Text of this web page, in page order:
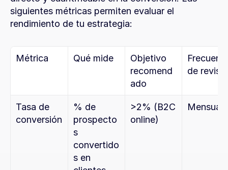
siguientes métricas permiten evaluar el
rendimiento de tu estrategia:
Métrica Qué mide
Objetivo
recomend
ado
de
Tasa de
conversión
% de
prospecto
s
convertido
s en
>2% (B2C
online)
Mensual